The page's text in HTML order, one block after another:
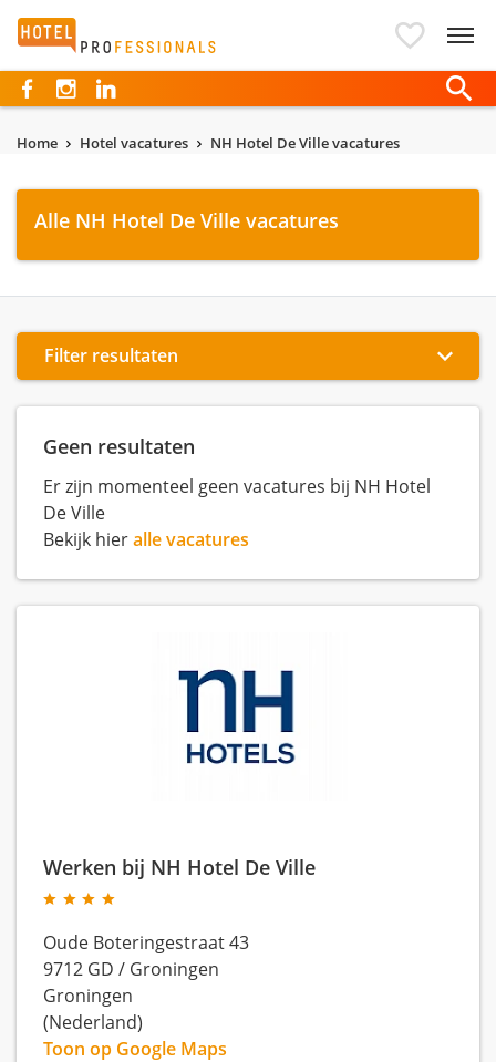
Hotelprofessionals
Home Hotel vacatures NH Hotel De Ville vacatures
Alle NH Hotel De Ville vacatures
Filter resultaten
Geen resultaten
Er zijn momenteel geen vacatures bij NH Hotel
De Ville
Bekijk hieralle vacatures
Werken bij NH Hotel De Ville
Oude Boteringestraat 43
9712 GD / Groningen
Groningen
(Nederland)
Toon op Google Maps